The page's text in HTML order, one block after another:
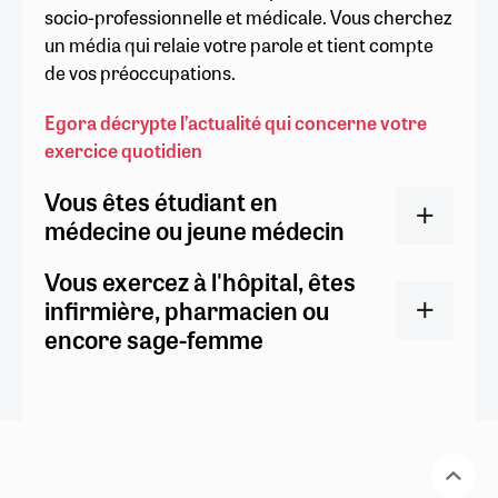
socio-professionnelle et médicale. Vous cherchez
un média qui relaie votre parole et tient compte
de vos préoccupations.
Egora décrypte l’actualité qui concerne votre
exercice quotidien
Vous êtes étudiant en
médecine ou jeune médecin
Vous exercez à l'hôpital, êtes
infirmière, pharmacien ou
encore sage-femme